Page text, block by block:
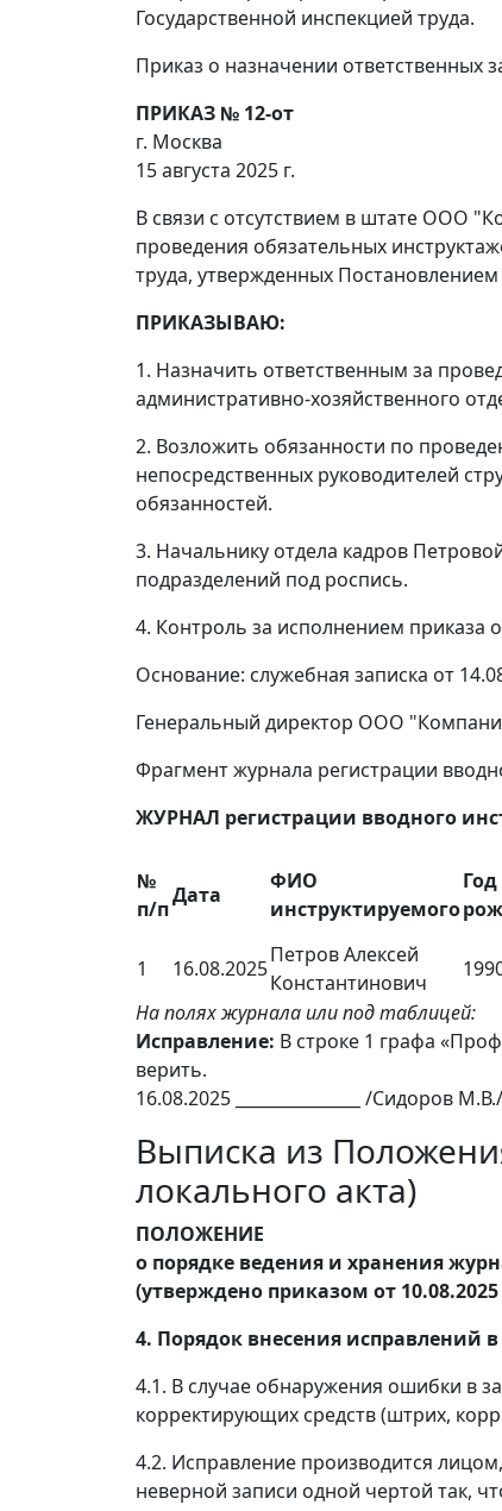
Государственной инспекцией труда.
Приказ о назначении ответственных
ПРИКАЗ № 12-от
г. Москва
15 августа 2025 г.
В связи с отсутствием в штате ООО
проведения обязательных
труда, утвержденных
ПРИКАЗЫВАЮ:
1. Назначить ответственным за
административно-хозяйственного
2. Возложить обязанности по
непосредственных руководителей
обязанностей.
3. Начальнику отдела кадров
подразделений под роспись.
4. Контроль за исполнением приказа
Основание: служебная записка от
Генеральный директор ООО
Фрагмент журнала регистрации
ЖУРНАЛ регистрации вводного
№
п/п
Дата
ФИО
инструктируемого
Год
1
16.08.2025
Петров Алексей
Константинович
На полях журнала или под таблицей:
Исправление: В строке 1 графа
верить.
16.08.2025 _______________ /Сидоров
Выписка из
локального акта)
ПОЛОЖЕНИЕ
о порядке ведения и хранения
(утверждено приказом от
4. Порядок внесения исправлений
4.1. В случае обнаружения ошибки в
корректирующих средств (штрих,
4.2. Исправление производится
неверной записи одной чертой так,